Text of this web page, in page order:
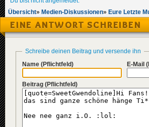
Übersicht» Medien-Diskussionen» Eure Letzte
EINE ANTWORT SCHREIBEN
Schreibe deinen Beitrag und versende ihn
Name (Pflichtfeld) E-Mail
Beitrag (Pflichtfeld)